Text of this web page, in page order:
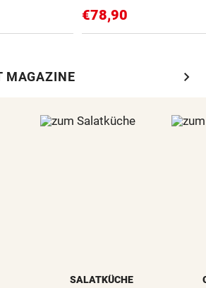
€78,90
MAGAZINE chevron_right
SALATKÜCHE